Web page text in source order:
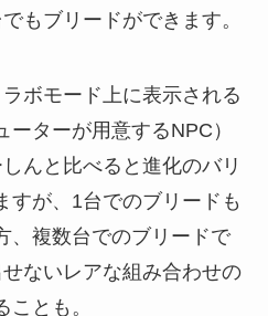
もブリードができます。
ボモード上に表示される
ターが用意するNPC）
んと比べると進化のバリ
すが、1台でのブリードも
、複数台でのブリードで
ないレアな組み合わせの
とも。